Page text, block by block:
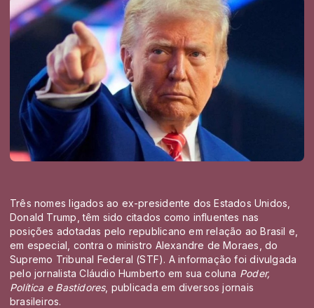
Três nomes ligados ao ex-presidente dos Estados Unidos,
Donald Trump, têm sido citados como influentes nas
posições adotadas pelo republicano em relação ao Brasil e,
em especial, contra o ministro Alexandre de Moraes, do
Supremo Tribunal Federal (STF). A informação foi divulgada
pelo jornalista Cláudio Humberto em sua coluna Poder,
Política e Bastidores, publicada em diversos jornais
brasileiros.